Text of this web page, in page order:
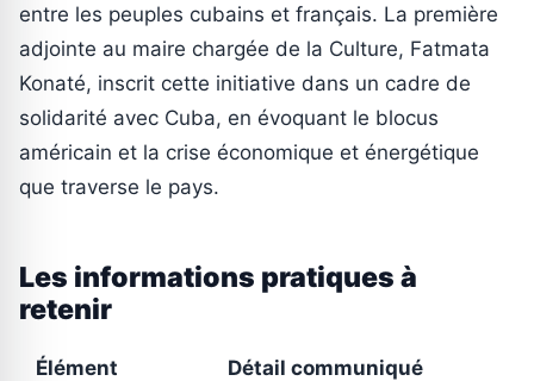
entre les peuples cubains et français. La première
adjointe au maire chargée de la Culture, Fatmata
Konaté, inscrit cette initiative dans un cadre de
solidarité avec Cuba, en évoquant le blocus
américain et la crise économique et énergétique
que traverse le pays.
Les informations pratiques à
retenir
Élément Détail communiqué